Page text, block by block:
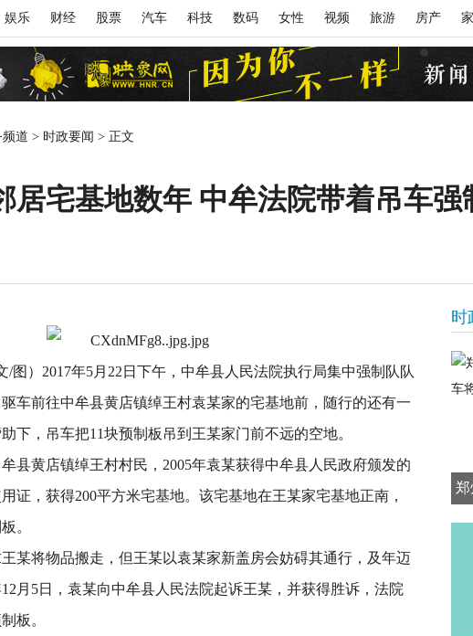
娱乐 财经 股票 汽车 科技 数码 女性 视频 旅游 房产
道 > 时政要闻 > 正文
居宅基地数年 中牟法院带着吊车强
/图）2017年5月22日下午，中牟县人民法院执行局集中强制队队
车前往中牟县黄店镇绰王村袁某家的宅基地前，随行的还有一
下，吊车把11块预制板吊到王某家门前不远的空地。
县黄店镇绰王村村民，2005年袁某获得中牟县人民政府颁发的
用证，获得200平方米宅基地。该宅基地在王某家宅基地正南，
。
某将物品搬走，但王某以袁某家新盖房会妨碍其通行，及年迈
月5日，袁某向中牟县人民法院起诉王某，并获得胜诉，法院
板。
时
郑